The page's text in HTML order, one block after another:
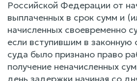
Российской Федерации от
выплаченных в срок сумм и
начисленных своевременно
если вступившим в законную
суда было признано право
получение неначисленных
день задержки начиная со